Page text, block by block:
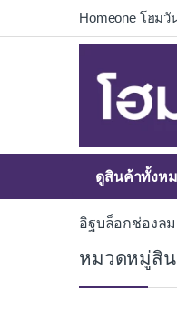
Skip to navigation
Skip to contentHomeone โฮม
ดูสินค้าทั้งห
อิฐบล็อกช่องลม
หมวดหมู่สิ